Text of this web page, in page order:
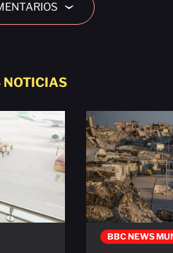
›
NOTICIAS
BBC NEWS